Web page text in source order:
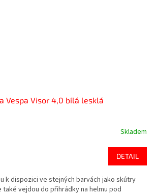
Vespa Visor 4,0 bílá lesklá
Skladem
DETAIL
k dispozici ve stejných barvách jako skútry
vejdou do přihrádky na helmu pod